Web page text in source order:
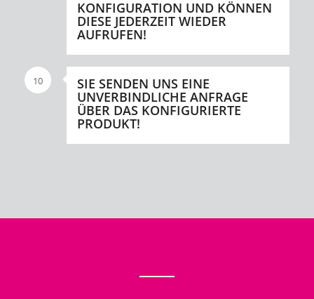
KONFIGURATION UND KÖNNEN
DIESE JEDERZEIT WIEDER
AUFRUFEN!
10 SIE SENDEN UNS EINE
UNVERBINDLICHE ANFRAGE
ÜBER DAS KONFIGURIERTE
PRODUKT!